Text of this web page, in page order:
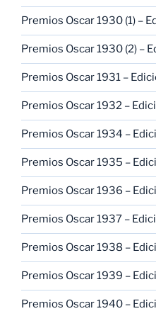
Premios Oscar 1930 (1) –
Premios Oscar 1930 (2) –
Premios Oscar 1931 –
Premios Oscar 1932 –
Premios Oscar 1934 –
Premios Oscar 1935 –
Premios Oscar 1936 –
Premios Oscar 1937 –
Premios Oscar 1938 –
Premios Oscar 1939 –
Premios Oscar 1940 –